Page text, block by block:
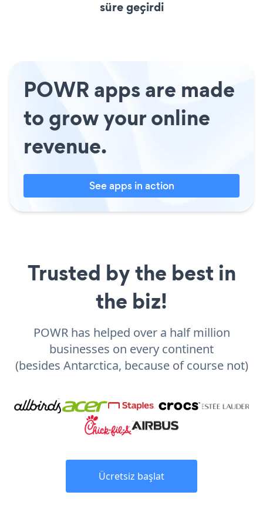
süre geçirdi
POWR apps are made
to grow your online
revenue.
See apps in action
Trusted by the best in
the biz!
POWR has helped over a half million
businesses on every continent
(besides Antarctica, because of course not)
Ücretsiz başlat